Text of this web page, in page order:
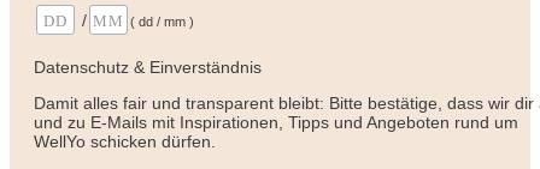
/
( dd / mm )
Datenschutz & Einverständnis
Damit alles fair und transparent bleibt: Bitte bestätige, dass wir dir
und zu E-Mails mit Inspirationen, Tipps und Angeboten rund um
WellYo schicken dürfen.